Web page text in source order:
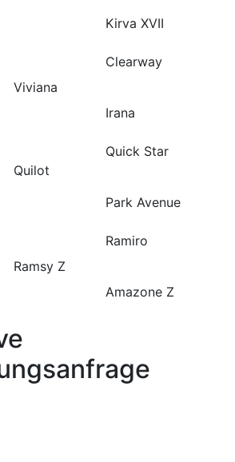
Kirva XVII
Viviana
Clearway
Irana
Quilot
Quick Star
Park Avenue
Ramsy Z
Ramiro
Amazone Z